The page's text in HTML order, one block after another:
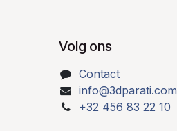
Volg ons
Contact
info@3dparati.com
+32 456 83 22 10